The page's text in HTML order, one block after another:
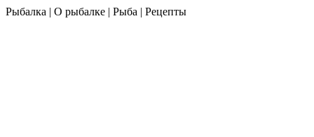
Рыбалка | О рыбалке | Рыба | Рецепты